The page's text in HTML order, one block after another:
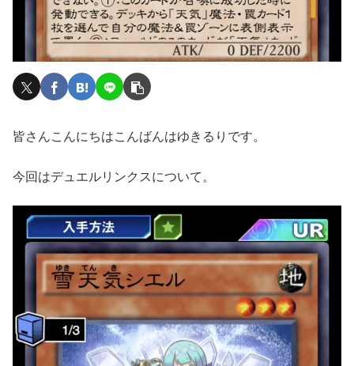
皆さんこんにちはこんばんはゆきるりです。
今回はデュエルリンクスについて。